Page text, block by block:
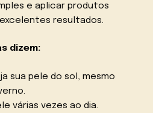
e aplicar produtos
resultados.
dizem:
sua pele do sol, mesmo
várias vezes ao dia.